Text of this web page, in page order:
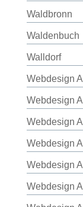
Waldbronn
Waldenbuch
Walldorf
Webdesign
Webdesign
Webdesign
Webdesign
Webdesign
Webdesign